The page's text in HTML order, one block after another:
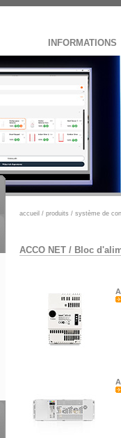
INFORMATIONS
accueil / produits / système de
ACCO NET / Bloc